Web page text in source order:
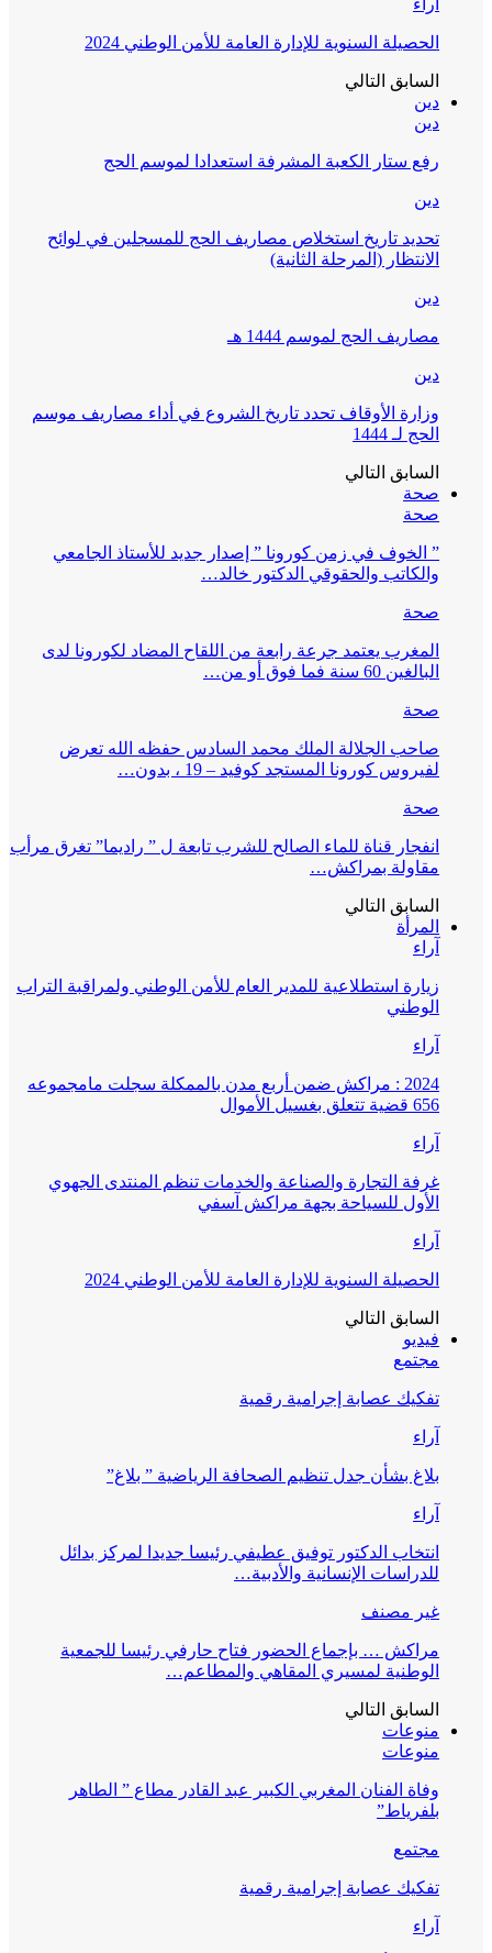
آراء
الحصيلة السنوية للإدارة العامة للأمن الوطني 2024
السابق التالي
دين
دين
رفع ستار الكعبة المشرفة استعدادا لموسم الحج
دين
تحديد تاريخ استخلاص مصاريف الحج للمسجلين في لوائح
الانتظار (المرحلة الثانية)
دين
مصاريف الحج لموسم 1444 هـ
دين
وزارة الأوقاف تحدد تاريخ الشروع في أداء مصاريف موسم
الحج لـ 1444
السابق التالي
صحة
صحة
” الخوف في زمن كورونا ” إصدار جديد للأستاذ الجامعي
والكاتب والحقوقي الدكتور خالد…
صحة
المغرب يعتمد جرعة رابعة من اللقاح المضاد لكورونا لدى
البالغين 60 سنة فما فوق أو من…
صحة
صاحب الجلالة الملك محمد السادس حفظه الله تعرض
لفيروس كورونا المستجد كوفيد – 19 ، بدون…
صحة
انفجار قناة للماء الصالح للشرب تابعة ل ” راديما” تغرق مرأب
مقاولة بمراكش…
السابق التالي
المرأة
آراء
زيارة استطلاعية للمدير العام للأمن الوطني ولمراقبة التراب
الوطني
آراء
2024 : مراكش ضمن أربع مدن بالممكلة سجلت مامجموعه
656 قضية تتعلق بغسيل الأموال
آراء
غرفة التجارة والصناعة والخدمات تنظم المنتدى الجهوي
الأول للسياحة بجهة مراكش آسفي
آراء
الحصيلة السنوية للإدارة العامة للأمن الوطني 2024
السابق التالي
فيديو
مجتمع
تفكيك عصابة إجرامية رقمية
آراء
بلاغ بشأن جدل تنظيم الصحافة الرياضية ” بلاغ”
آراء
انتخاب الدكتور توفيق عطيفي رئيسا جديدا لمركز بدائل
للدراسات الإنسانية والأدبية…
غير مصنف
مراكش … بإجماع الحضور فتاح حارفي رئيسا للجمعية
الوطنية لمسيري المقاهي والمطاعم…
السابق التالي
منوعات
منوعات
وفاة الفنان المغربي الكبير عبد القادر مطاع ” الطاهر
بلفرياط”
مجتمع
تفكيك عصابة إجرامية رقمية
آراء